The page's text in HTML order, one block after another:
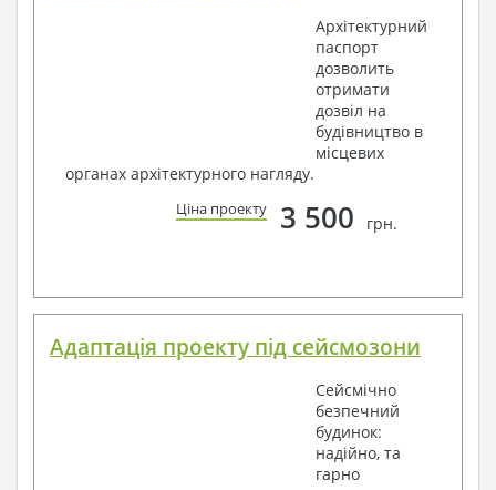
Архітектурний
паспорт
дозволить
отримати
дозвіл на
будівництво в
місцевих
органах архітектурного нагляду.
Ціна проекту 3 500 грн.
Адаптація проекту під сейсмозони
Сейсмічно
безпечний
будинок:
надійно, та
гарно